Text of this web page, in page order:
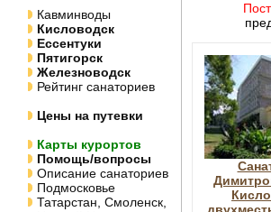
Кавминводы
Кисловодск
Ессентуки
Пятигорск
Железноводск
Рейтинг санаториев
Цены на путевки
Карты курортов
Помощь/вопросы
Описание санаториев
Подмосковье
Татарстан, Смоленск,